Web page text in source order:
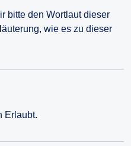
bitte den Wortlaut dieser
wie es zu dieser
Erlaubt.